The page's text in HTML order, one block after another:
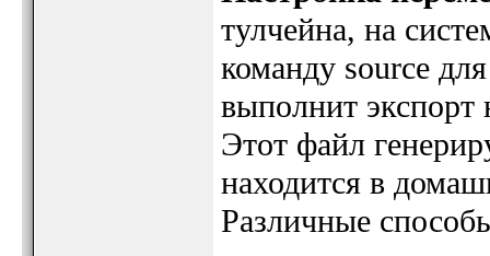
тулчейна, на
команду source
выполнит
Этот файл
находится в
Различные